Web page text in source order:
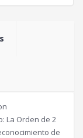
La Orden de 2
de